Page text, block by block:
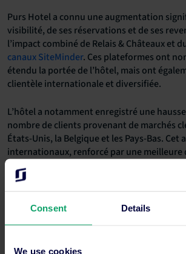
Consent Details
We use cookies
Purs Hotel a connu une augmentation
visibilité, de ses réservations et de ses
l’impact combiné de Relais & Châteaux et
canaux SiteMinder. Ces plateformes ont
étendu la portée de l’hôtel, mais ont
clientèle internationale et diversifiée.
L’hôtel a notamment enregistré une
nombre de clients provenant de marchés
États-Unis, la Belgique et les Pays-Bas. Cet
internationaux, renforcé par une
exposition grâce au réseau prestigieux de
à la technologie de SiteMinder, a
permis à Purs Hotel de se positionner